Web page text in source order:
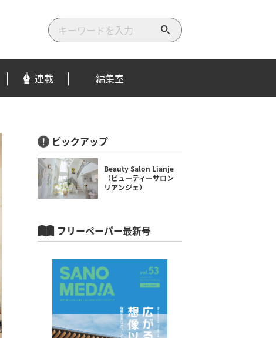
検
索
す
る
連載 編集室
ピックアップ
Beauty Salon Lianje
（ビューティーサロン
リアンジェ）
フリーペーパー最新号